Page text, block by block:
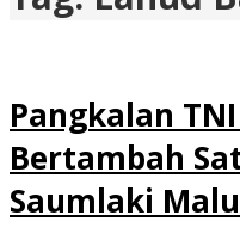
Pangkalan
Bertambah
Saumlaki